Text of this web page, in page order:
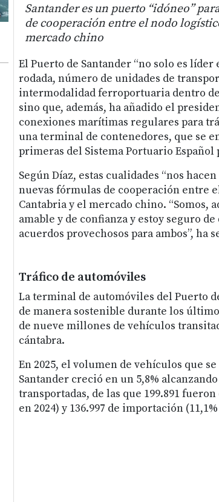
Santander es un puerto “idóneo”
de cooperación entre el nodo
mercado chino
El Puerto de Santander “no solo es
rodada, número de unidades de
intermodalidad ferroportuaria dentro de
sino que, además, ha añadido el
conexiones marítimas regulares para
una terminal de contenedores, que se
primeras del Sistema Portuario Español
Según Díaz, estas cualidades “nos
nuevas fórmulas de cooperación entre
Cantabria y el mercado chino. “Somos,
amable y de confianza y estoy seguro
acuerdos provechosos para ambos”, ha
Tráfico de automóviles
La terminal de automóviles del Puerto
de manera sostenible durante los
de nueve millones de vehículos
cántabra.
En 2025, el volumen de vehículos que
Santander creció en un 5,8%
transportadas, de las que 199.891
en 2024) y 136.997 de importación